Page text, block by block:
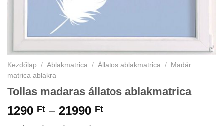
Kezdőlap / Ablakmatrica / Állatos ablakmatrica /
Madár
matrica ablakra
Tollas madaras állatos ablakmatrica
1290 Ft – 21990 FtÁrtartomány: